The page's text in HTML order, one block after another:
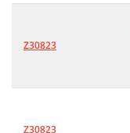
Z30823
Z30823